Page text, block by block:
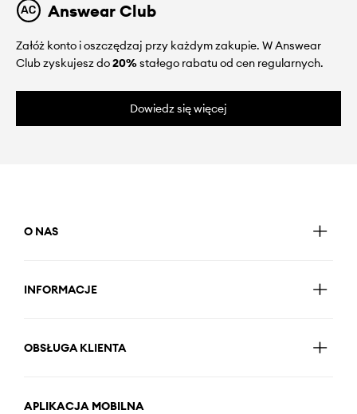
Answear Club
Załóż konto i oszczędzaj przy każdym zakupie. W Answear
Club zyskujesz do20%stałego rabatu od cen regularnych.
Dowiedz się więcej
O NAS
INFORMACJE
OBSŁUGA KLIENTA
APLIKACJA MOBILNA